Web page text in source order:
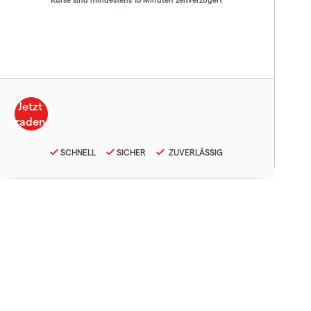
SCHNELL SICHER ZUVERLÄSSIG